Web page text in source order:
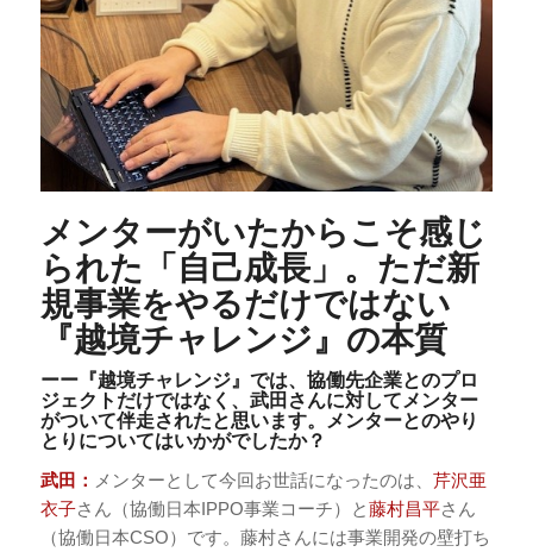
メンターがいたからこそ感じ
られた「自己成長」。ただ新
規事業をやるだけではない
『越境チャレンジ』の本質
ーー『越境チャレンジ』では、協働先企業とのプロ
ジェクトだけではなく、武田さんに対してメンター
がついて伴走されたと思います。メンターとのやり
とりについてはいかがでしたか？
武田： メンターとして今回お世話になったのは、 芹沢亜
衣子さん（協働日本IPPO事業コーチ）と藤村昌平さん
（協働日本CSO）です。藤村さんには事業開発の壁打ち